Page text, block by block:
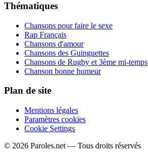
Thématiques
Chansons pour faire le sexe
Rap Français
Chansons d'amour
Chansons des Guinguettes
Chansons de Rugby et 3ème mi-temps
Chanson bonne humeur
Plan de site
Mentions légales
Paramètres cookies
Cookie Settings
© 2026 Paroles.net — Tous droits réservés